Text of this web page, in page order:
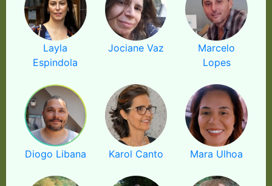
Layla
Espindola
Jociane Vaz
Marcelo
Lopes
Diogo Libana Karol Canto Mara Ulhoa